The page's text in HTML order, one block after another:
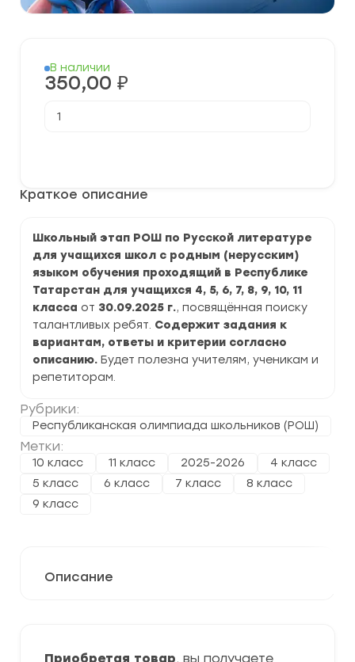
Краткое описание
Школьный этап РОШ по Русской литературе
для учащихся школ с родным (нерусским)
языком обучения проходящий в Республике
Татарстан для учащихся 4, 5, 6, 7, 8, 9, 10, 11
класса от 30.09.2025 г., посвящённая поиску
талантливых ребят. Содержит задания к
вариантам, ответы и критерии согласно
описанию. Будет полезна учителям, ученикам и
репетиторам.
Рубрики:
Республиканская олимпиада школьников (РОШ)
Метки:
10 класс 11 класс 2025-2026
4 класс
5 класс
6 класс 7 класс
8 класс
9 класс
В наличии
350,00 ₽
товара
Русской
учащихся
школ
с
родным
(нерусским)
языком
2025-
2026
г.
по
Республике
Татарстан
Описание
Приобретая товар, вы получаете